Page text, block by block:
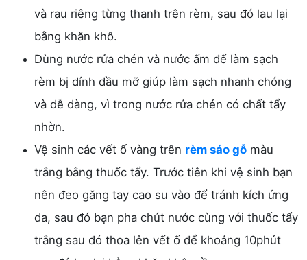
và rau riêng từng thanh trên rèm, sau đó lau lại
bằng khăn khô.
Dùng nước rửa chén và nước ấm để làm sạch
rèm bị dính dầu mỡ giúp làm sạch nhanh chóng
và dễ dàng, vì trong nước rửa chén có chất tẩy
nhờn.
Vệ sinh các vết ố vàng trên rèm sáo gỗ màu
trắng bằng thuốc tẩy. Trước tiên khi vệ sinh bạn
nên đeo găng tay cao su vào để tránh kích ứng
da, sau đó bạn pha chút nước cùng với thuốc tẩy
trắng sau đó thoa lên vết ố để khoảng 10phút